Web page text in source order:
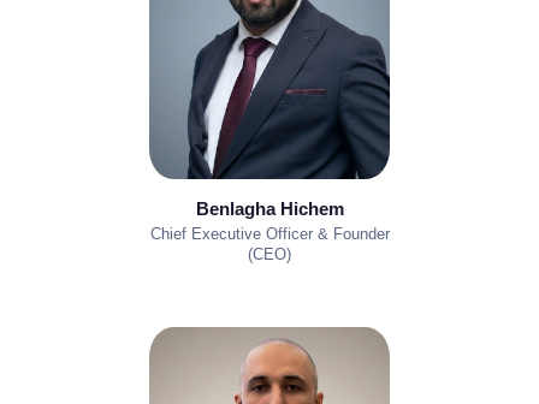
Benlagha Hichem
Chief Executive Officer & Founder
(CEO)